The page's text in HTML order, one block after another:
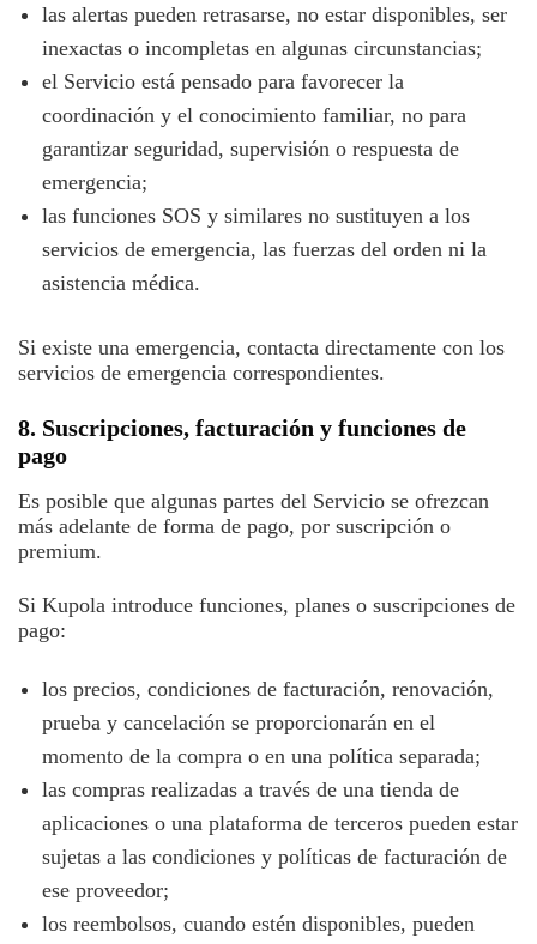
las alertas pueden retrasarse, no estar disponibles, ser
inexactas o incompletas en algunas circunstancias;
el Servicio está pensado para favorecer la
coordinación y el conocimiento familiar, no para
garantizar seguridad, supervisión o respuesta de
emergencia;
las funciones SOS y similares no sustituyen a los
servicios de emergencia, las fuerzas del orden ni la
asistencia médica.
Si existe una emergencia, contacta directamente con los
servicios de emergencia correspondientes.
8. Suscripciones, facturación y funciones de
pago
Es posible que algunas partes del Servicio se ofrezcan
más adelante de forma de pago, por suscripción o
premium.
Si Kupola introduce funciones, planes o suscripciones de
pago:
los precios, condiciones de facturación, renovación,
prueba y cancelación se proporcionarán en el
momento de la compra o en una política separada;
las compras realizadas a través de una tienda de
aplicaciones o una plataforma de terceros pueden estar
sujetas a las condiciones y políticas de facturación de
ese proveedor;
los reembolsos, cuando estén disponibles, pueden